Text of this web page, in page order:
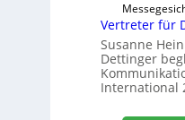
Vertreter für
Susanne
Dettinger
International